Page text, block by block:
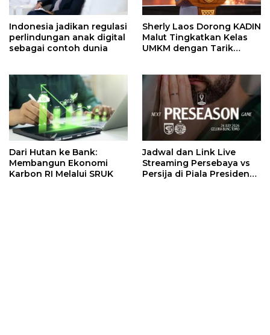
Indonesia jadikan regulasi
perlindungan anak digital
sebagai contoh dunia
Sherly Laos Dorong KADIN
Malut Tingkatkan Kelas
UMKM dengan Tarik
Dari Hutan ke Bank:
Membangun Ekonomi
Karbon RI Melalui SRUK
Jadwal dan Link Live
Streaming Persebaya vs
Persija di Piala Presiden